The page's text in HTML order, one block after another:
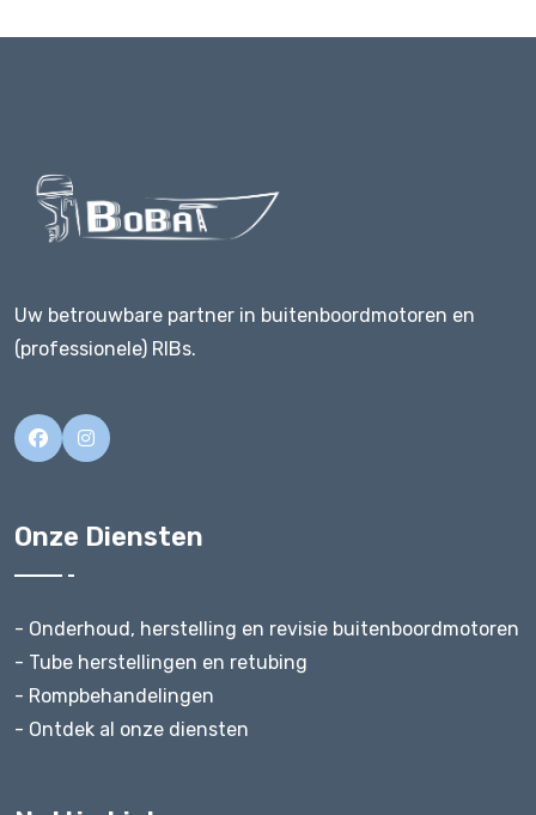
Uw betrouwbare partner in buitenboordmotoren en
(professionele) RIBs.
Onze Diensten
- Onderhoud, herstelling en revisie buitenboordmotoren
- Tube herstellingen en retubing
- Rompbehandelingen
- Ontdek al onze diensten